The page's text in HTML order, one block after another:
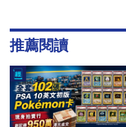
推薦閱讀